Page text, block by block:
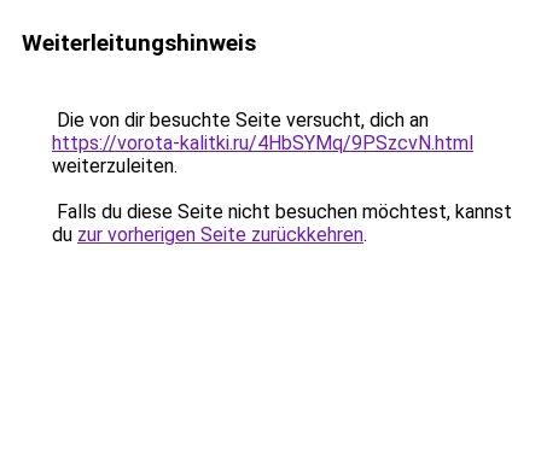
Weiterleitungshinweis
Die von dir besuchte Seite versucht, dich an
https://vorota-kalitki.ru/4HbSYMq/9PSzcvN.html
weiterzuleiten.
Falls du diese Seite nicht besuchen möchtest, kannst
du zur vorherigen Seite zurückkehren.